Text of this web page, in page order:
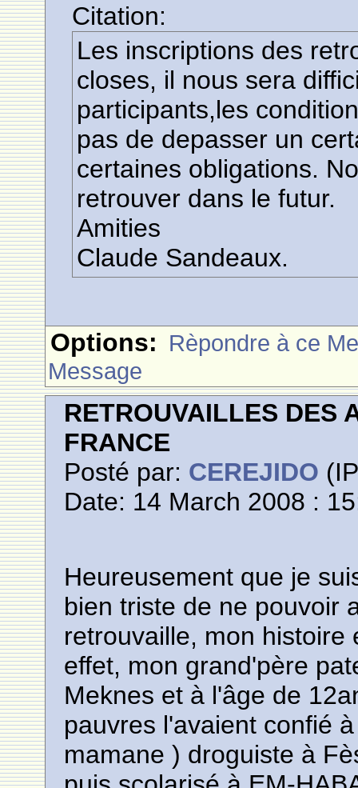
Citation:
Les inscriptions des
closes, il nous sera
participants,les
pas de depasser un
certaines obligations.
retrouver dans le futur.
Amities
Claude Sandeaux.
Options: Rèpondre à ce
Message
RETROUVAILLES DES
FRANCE
Posté par: CEREJIDO
Date: 14 March 2008 :
Heureusement que je
bien triste de ne pouvoir
retrouvaille, mon
effet, mon grand'père
Meknes et à l'âge de
pauvres l'avaient confié
mamane ) droguiste à